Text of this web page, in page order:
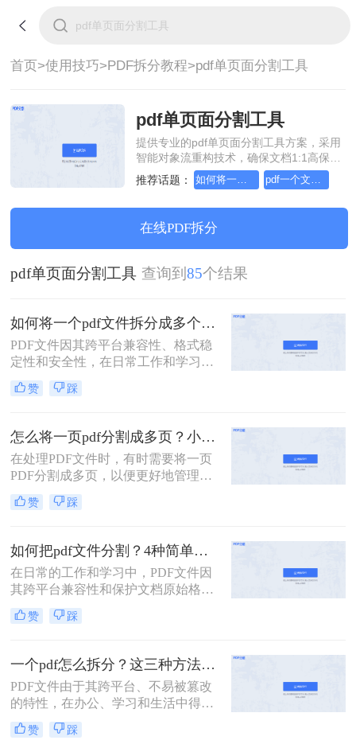
首页>使用技巧>PDF拆分教程>pdf单页面分割工具
pdf单页面分割工具
提供专业的pdf单页面分割工具方案，采用
智能对象流重构技术，确保文档1:1高保真
还原且排版不乱码。支持一键批量处理，
全链路 SSL 加密保障隐私安全。助您快速
办公。
推荐话题： 如何将一个pdf文件拆分成多个 pdf一个文件如何拆分多个文件
在线PDF拆分
pdf单页面分割工具 查询到85个结果
如何将一个pdf文件拆分成多个？教你2招拆分pdf！
PDF文件因其跨平台兼容性、格式稳
定性和安全性，在日常工作和学习中
扮演着重要角色。然而，有时我们需
要将一个PDF文件拆分成多个文件，
两种常用的PDF拆分方法，帮助您轻
松实现PDF文件的拆分。
赞 踩
怎么将一页pdf分割成多页？小编给你分享这三种方法！
在处理PDF文件时，有时需要将一页
PDF分割成多页，以便更好地管理和
使用。那么怎么将一页pdf分割成多页
呢？本文将介绍三种实用的方法，帮
赞 踩
如何把pdf文件分割？4种简单方法分享~
在日常的工作和学习中，PDF文件因
其跨平台兼容性和保护文档原始格式
的特性而被广泛使用。然而，有时候
为了便于查阅、管理和分享，我们可
多个较小的文件。那么如何把pdf文件
分割呢？以下是四种常用的PDF文件
分割方法，每种方法都有其独特的优
势和适用场景。
赞 踩
一个pdf怎么拆分？这三种方法教你轻松拆分！
PDF文件由于其跨平台、不易被篡改
的特性，在办公、学习和生活中得到
了广泛的应用。然而，有时候一个大
型的PDF文件可能包含多个章节或不
赞 踩